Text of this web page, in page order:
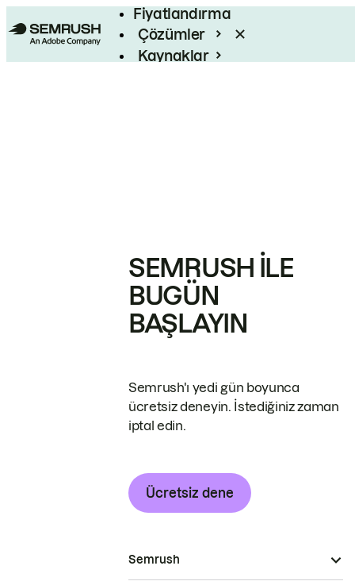
Fiyatlandırma
Çözümler
Kaynaklar
SEMRUSH ILE
BUGÜN
BAŞLAYIN
Semrush'ı yedi gün boyunca
ücretsiz deneyin. İstediğiniz zaman
iptal edin.
Ücretsiz dene
Semrush